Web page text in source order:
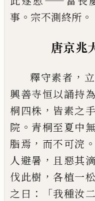
事 。 宗不測終所 。
唐京兆
釋守素者 ，
興善寺恒以誦持
桐四株 ， 皆素之
院 。 青桐至夏中
脂焉 ， 而不可浣 。
人避暑 ， 且惡其
伐此樹 ，各植一松
之 曰 ：「我種汝